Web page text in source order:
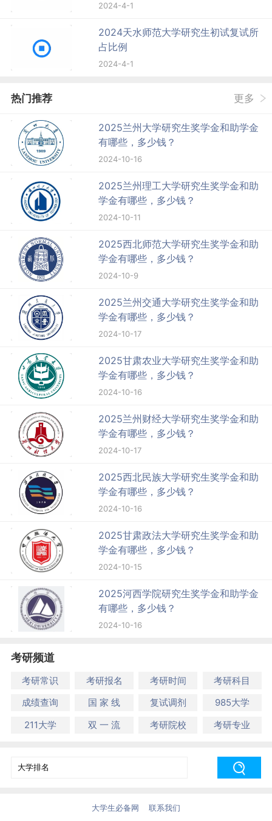
2024-4-1
2024天水师范大学研究生初试复试所
占比例
2024-4-1
热门推荐 更多
2025兰州大学研究生奖学金和助学金
有哪些，多少钱？
2024-10-16
2025兰州理工大学研究生奖学金和助
学金有哪些，多少钱？
2024-10-11
2025西北师范大学研究生奖学金和助
学金有哪些，多少钱？
2024-10-9
2025兰州交通大学研究生奖学金和助
学金有哪些，多少钱？
2024-10-17
2025甘肃农业大学研究生奖学金和助
学金有哪些，多少钱？
2024-10-16
2025兰州财经大学研究生奖学金和助
学金有哪些，多少钱？
2024-10-17
2025西北民族大学研究生奖学金和助
学金有哪些，多少钱？
2024-10-16
2025甘肃政法大学研究生奖学金和助
学金有哪些，多少钱？
2024-10-15
2025河西学院研究生奖学金和助学金
有哪些，多少钱？
2024-10-16
考研频道
考研常识 考研报名 考研时间
考研科目
成绩查询
国 家 线 复试调剂
985大学
211大学
双 一 流 考研院校 考研专业
大学生必备网 联系我们